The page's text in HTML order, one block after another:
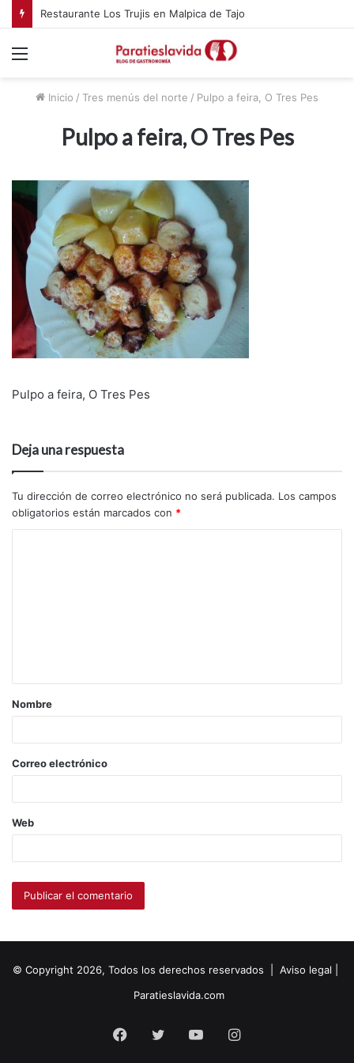
Restaurante Los Trujis en Malpica de Tajo
Inicio / Tres menús del norte / Pulpo a feira, O Tres Pes
Pulpo a feira, O Tres Pes
Pulpo a feira, O Tres Pes
Deja una respuesta
Tu dirección de correo electrónico no será publicada. Los campos
obligatorios están marcados con *
Nombre
Correo electrónico
Web
© Copyright 2026, Todos los derechos reservados | Aviso legal
Paratieslavida.com
Facebook
Twitter YouTubeInstagram